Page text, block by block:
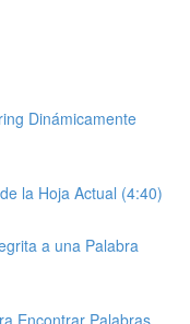
Dinámicamente
la Hoja Actual (4:40)
a una Palabra
Encontrar Palabras